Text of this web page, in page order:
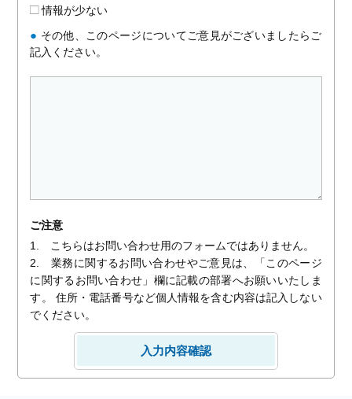
情報が少ない
● その他、このページについてご意見がございましたらご
記入ください。
ご注意
1. こちらはお問い合わせ用のフォームではありません。
2. 業務に関するお問い合わせやご意見は、「このページ
に関するお問い合わせ」欄に記載の部署へお願いいたしま
す。 住所・電話番号など個人情報を含む内容は記入しない
でください。